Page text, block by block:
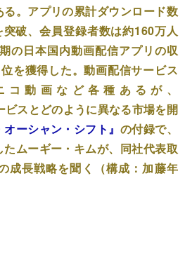
。アプリの累計ダウンロード数
破、会員登録者数は約160万人
の日本国内動画配信アプリの収
を獲得した。動画配信サービス
コ動画など各種あるが、
スとどのように異なる市場を開
オーシャン・シフト』 の付録で、
ムーギー・キムが、同社代表取
成長戦略を聞く（構成：加藤年